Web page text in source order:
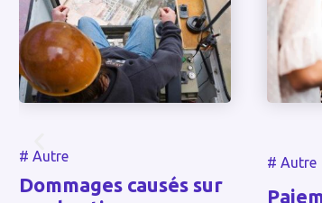
Autre
Dommages causés sur
Autre